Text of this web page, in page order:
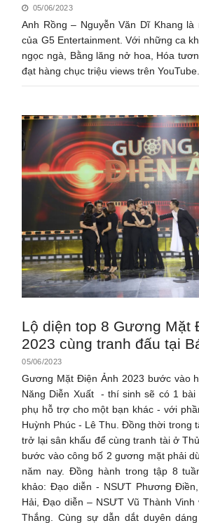
05/06/2023
Anh Rồng – Nguyễn Văn Dĩ Khang
của G5 Entertainment. Với những ca
ngọc ngà, Bằng lăng nở hoa, Hóa
đạt hàng chục triệu views trên YouTube.
Lộ diện top 8 Gương Mặt
2023 cùng tranh đấu tại
05/06/2023
Gương Mặt Điện Ảnh 2023 bước vào
Năng Diễn Xuất - thí sinh sẽ có 1
phụ hỗ trợ cho một bạn khác - với
Huỳnh Phúc - Lê Thu. Đồng thời trong
trở lại sân khấu để cùng tranh tài ở
bước vào công bố 2 gương mặt phải
năm nay. Đồng hành trong tập 8
khảo: Đạo diễn - NSƯT Phương
Hải, Đạo diễn – NSƯT Vũ Thành
Thắng. Cùng sự dẫn dắt duyên